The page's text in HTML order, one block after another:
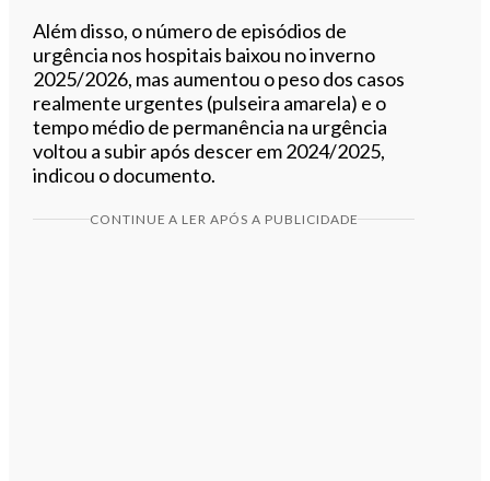
Além disso, o número de episódios de
urgência nos hospitais baixou no inverno
2025/2026, mas aumentou o peso dos casos
realmente urgentes (pulseira amarela) e o
tempo médio de permanência na urgência
voltou a subir após descer em 2024/2025,
indicou o documento.
CONTINUE A LER APÓS A PUBLICIDADE